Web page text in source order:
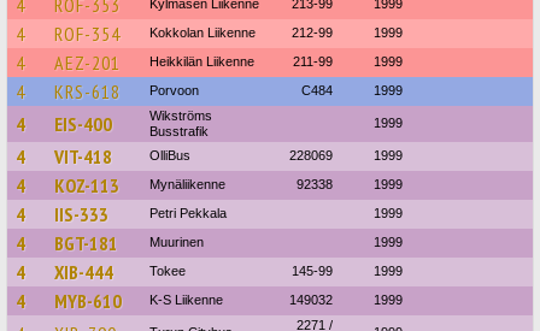
4 ROF-353 Kylmäsen Liikenne 213-99 1999
4 ROF-354 Kokkolan Liikenne 212-99 1999
4 AEZ-201 Heikkilän Liikenne 211-99 1999
4 KRS-618 Porvoon C484 1999
4 EIS-400
Wikströms
Busstrafik
1999
4 VIT-418 OlliBus 228069 1999
4 KOZ-113 Mynäliikenne 92338 1999
4 IIS-333 Petri Pekkala 1999
4 BGT-181 Muurinen 1999
4 XIB-444 Tokee 145-99 1999
4 MYB-610 K-S Liikenne 149032 1999
2271 /